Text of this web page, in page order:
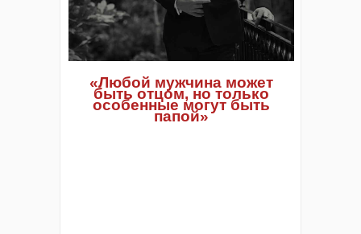
«Любой мужчина может
быть отцом, но только
особенные могут быть
папой»